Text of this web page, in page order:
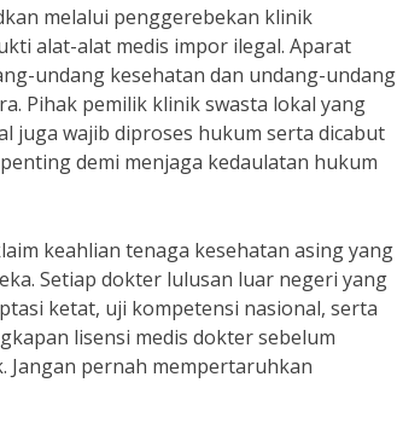
melalui penggerebekan klinik
alat-alat medis impor ilegal. Aparat
undang kesehatan dan undang-undang
Pihak pemilik klinik swasta lokal yang
juga wajib diproses hukum serta dicabut
demi menjaga kedaulatan hukum
keahlian tenaga kesehatan asing yang
Setiap dokter lulusan luar negeri yang
ketat, uji kompetensi nasional, serta
lisensi medis dokter sebelum
Jangan pernah mempertaruhkan